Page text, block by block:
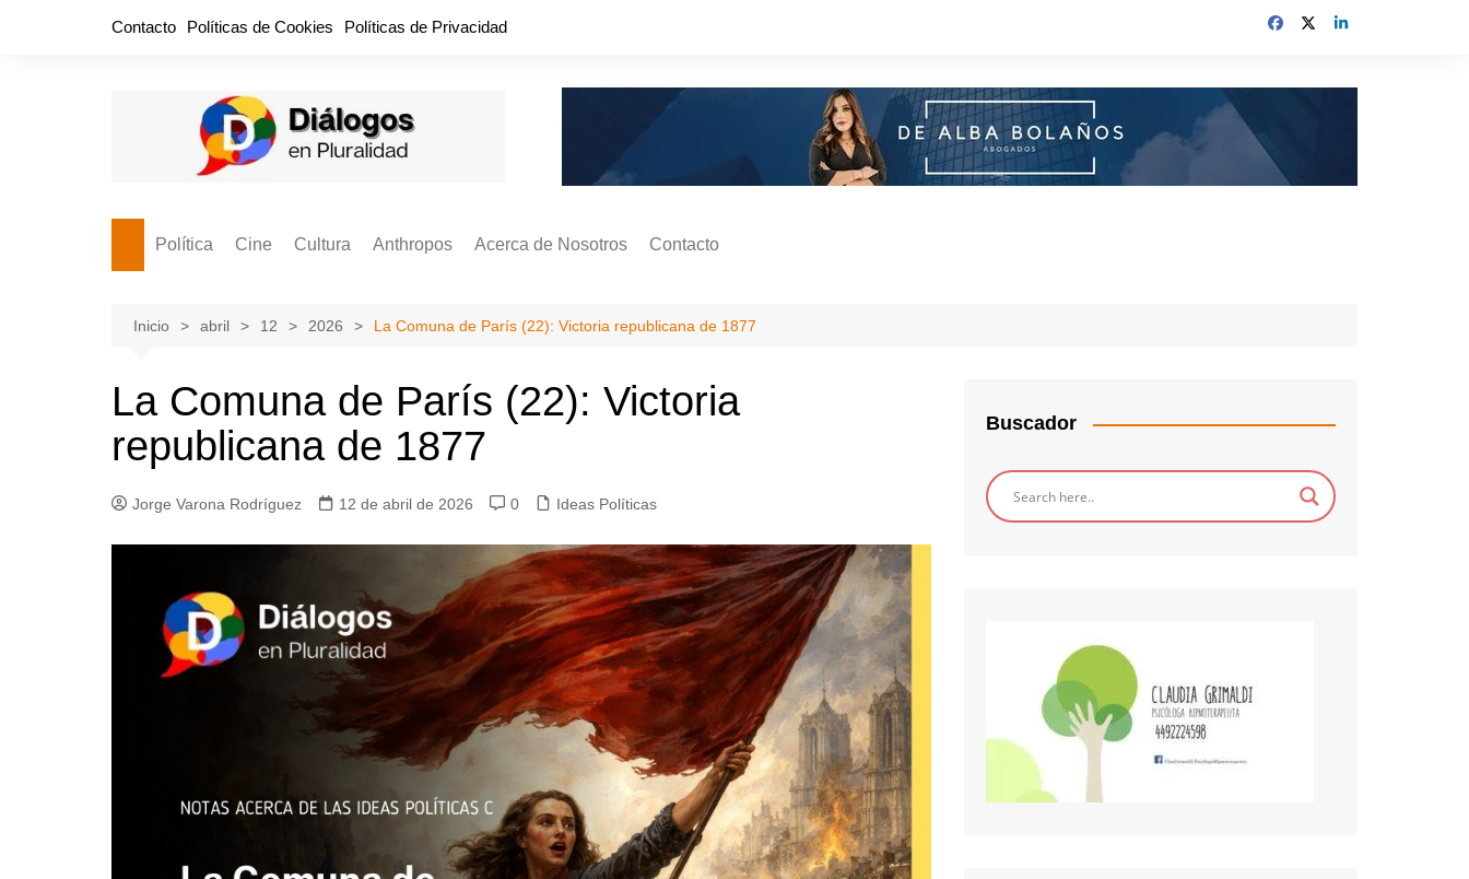
Contacto Políticas de Cookies Políticas de Privacidad
Política
Cabos Sueltos
Disruptor
Espacio Ciudadano
Guerra de Encuestas
Línea Dura
Valor Público
Cine
FILMOGRAFÍAS
Cultura
Crónica
Libros
Valor Público
Poesía
Anthropos
¡Descrecimiento o colapso!
Estadística
Hemeródromo
Líderes inspiradores
Pedagogía Jurídica
REFLEXIONES
Tilde y tinta
Ya regresé
Acerca de Nosotros Contacto
Inicio abril 12 2026 La Comuna de París (22): Victoria republicana de 1877
La Comuna de París (22): Victoria
republicana de 1877
Jorge Varona Rodríguez 12 de abril de 2026 0 Ideas Políticas
Buscador